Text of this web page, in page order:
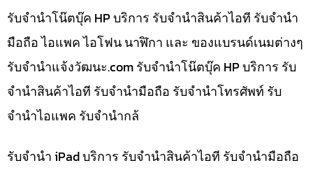
รับจำนำโน๊ตบุ๊ค HP บริการ รับจำนำสินค้าไอที รับจำนำ
มือถือ ไอแพค ไอโฟน นาฬิกา และ ของแบรนด์เนมต่างๆ
รับจํานําแจ้งวัฒนะ.com รับจำนำโน๊ตบุ๊ค HP บริการ รับ
จำนำสินค้าไอที รับจำนำมือถือ รับจำนำโทรศัพท์ รับ
จำนำไอแพค รับจำนำกล้
รับจำนำ iPad บริการ รับจำนำสินค้าไอที รับจำนำมือถือ